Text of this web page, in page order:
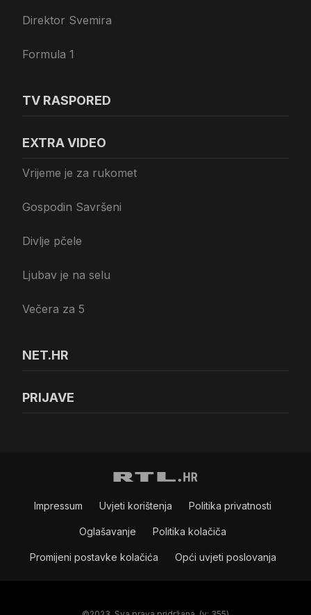
Direktor Svemira
Formula 1
TV RASPORED
EXTRA VIDEO
Vrijeme je za rukomet
Gospodin Savršeni
Divlje pčele
Ljubav je na selu
Večera za 5
NET.HR
PRIJAVE
Impressum Uvjeti korištenja Politika privatnosti
Oglašavanje Politika kolačiča
Promijeni postavke kolačića Opći uvjeti poslovanja